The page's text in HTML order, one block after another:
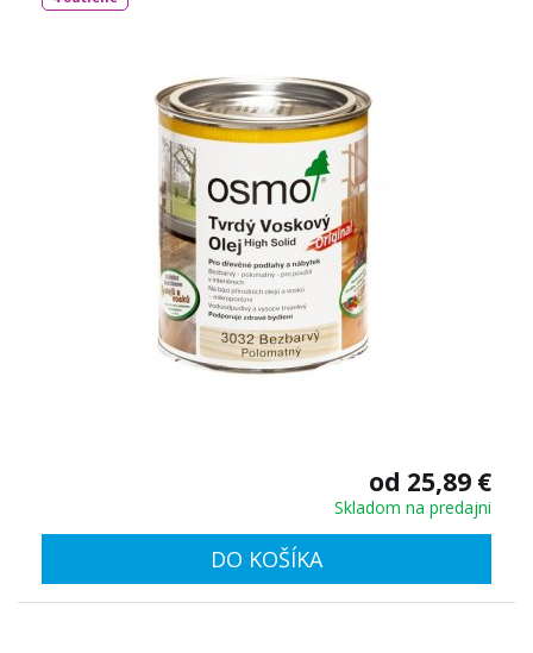
od 25,89 €
Skladom na predajni
DO KOŠÍKA